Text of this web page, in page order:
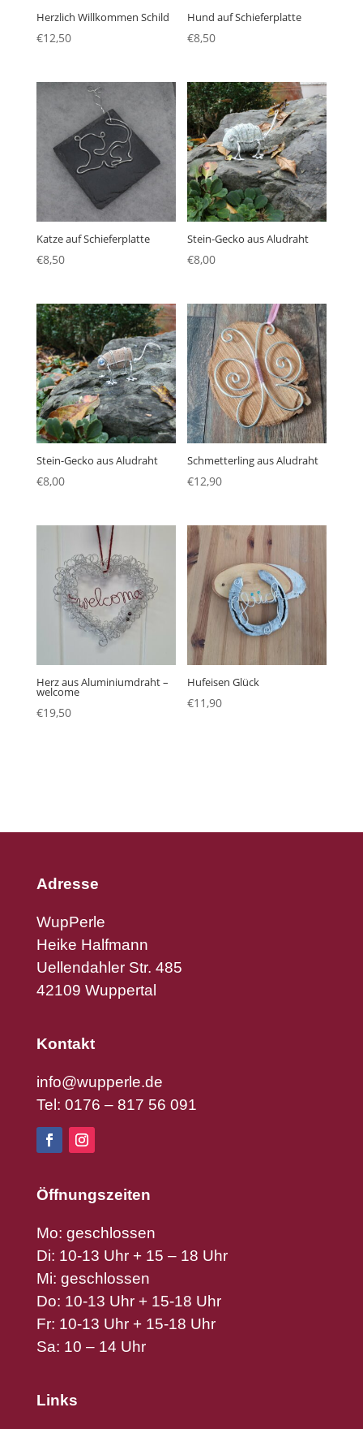
Herzlich Willkommen Schild
€12,50
Hund auf Schieferplatte
€8,50
Katze auf Schieferplatte
€8,50
Stein-Gecko aus Aludraht
€8,00
Stein-Gecko aus Aludraht
€8,00
Schmetterling aus Aludraht
€12,90
Herz aus Aluminiumdraht –
welcome
€19,50
Hufeisen Glück
€11,90
Adresse
WupPerle
Heike Halfmann
Uellendahler Str. 485
42109 Wuppertal
Kontakt
info@wupperle.de
Tel: 0176 – 817 56 091
Öffnungszeiten
Mo: geschlossen
Di: 10-13 Uhr + 15 – 18 Uhr
Mi: geschlossen
Do: 10-13 Uhr + 15-18 Uhr
Fr: 10-13 Uhr + 15-18 Uhr
Sa: 10 – 14 Uhr
Links